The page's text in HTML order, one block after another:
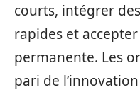
courts, intégrer
rapides et
permanente. Les
pari de